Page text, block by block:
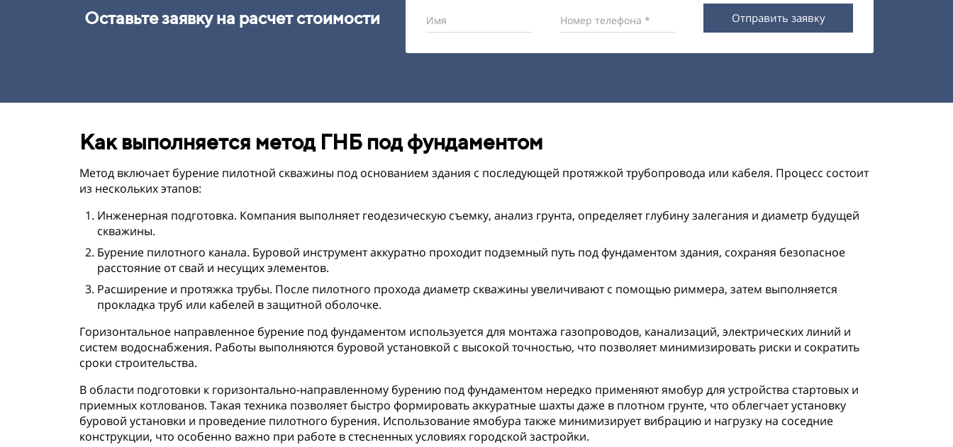
Оставьте заявку на расчет стоимости Имя Номер телефона * Отправить заявку
Как выполняется метод ГНБ под фундаментом
Метод включает бурение пилотной скважины под основанием здания с последующей протяжкой трубопровода или кабеля. Процесс состоит
из нескольких этапов:
Инженерная подготовка. Компания выполняет геодезическую съемку, анализ грунта, определяет глубину залегания и диаметр будущей
скважины.
Бурение пилотного канала. Буровой инструмент аккуратно проходит подземный путь под фундаментом здания, сохраняя безопасное
расстояние от свай и несущих элементов.
Расширение и протяжка трубы. После пилотного прохода диаметр скважины увеличивают с помощью риммера, затем выполняется
прокладка труб или кабелей в защитной оболочке.
Горизонтальное направленное бурение под фундаментом используется для монтажа газопроводов, канализаций, электрических линий и
систем водоснабжения. Работы выполняются буровой установкой с высокой точностью, что позволяет минимизировать риски и сократить
сроки строительства.
В области подготовки к горизонтально-направленному бурению под фундаментом нередко применяют ямобур для устройства стартовых и
приемных котлованов. Такая техника позволяет быстро формировать аккуратные шахты даже в плотном грунте, что облегчает установку
буровой установки и проведение пилотного бурения. Использование ямобура также минимизирует вибрацию и нагрузку на соседние
конструкции, что особенно важно при работе в стесненных условиях городской застройки.